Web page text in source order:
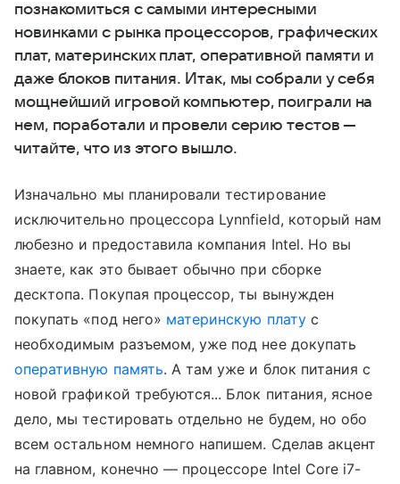
познакомиться с самыми интересными
новинками с рынка процессоров, графических
плат, материнских плат, оперативной памяти и
даже блоков питания. Итак, мы собрали у себя
мощнейший игровой компьютер, поиграли на
нем, поработали и провели серию тестов —
читайте, что из этого вышло.
Изначально мы планировали тестирование
исключительно процессора Lynnfield, который нам
любезно и предоставила компания Intel. Но вы
знаете, как это бывает обычно при сборке
десктопа. Покупая процессор, ты вынужден
покупать «под него» материнскую платус
необходимым разъемом, уже под нее докупать
оперативную память. А там уже и блок питания с
новой графикой требуются... Блок питания, ясное
дело, мы тестировать отдельно не будем, но обо
всем остальном немного напишем. Сделав акцент
на главном, конечно — процессоре Intel Core i7-